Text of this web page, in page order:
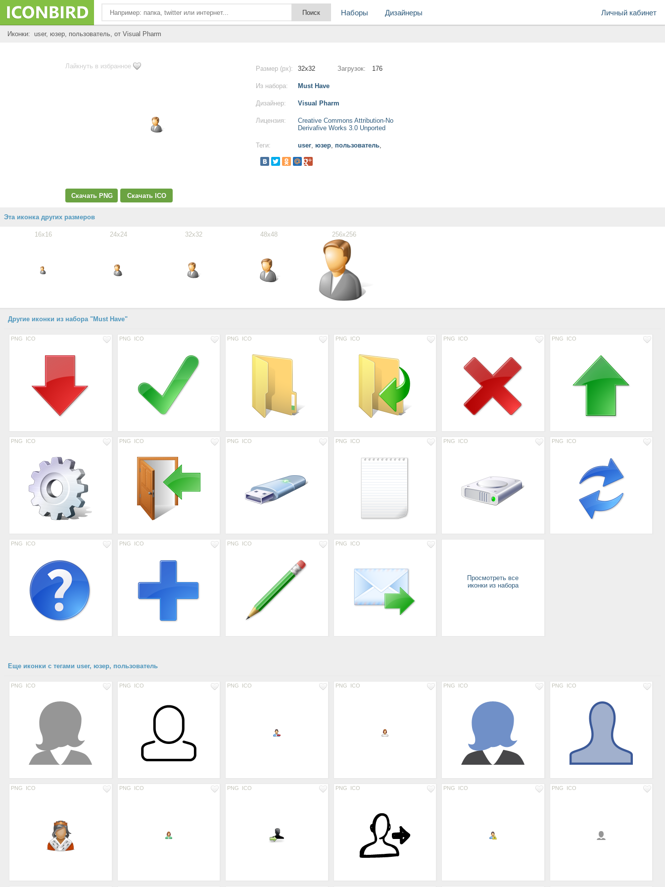
Личный кабинет
Наборы Дизайнеры
Иконки: user, юзер, пользователь, от Visual Pharm
Лайкнуть в избранное
Скачать PNG Скачать ICO
Размер (px): 32x32 Загрузок: 176
Из набора: Must Have
Дизайнер: Visual Pharm
Лицензия:
Creative Commons Attribution-No
Derivafive Works 3.0 Unported
Теги: user, юзер, пользователь,
Эта иконка других размеров
16x16 24x24 32x32 48x48 256x256
Другие иконки из набора "Must Have"
PNG ICO PNG ICO PNG ICO PNG ICO PNG ICO PNG ICO
PNG ICO PNG ICO PNG ICO PNG ICO PNG ICO PNG ICO
PNG ICO PNG ICO PNG ICO PNG ICO
Просмотреть все
иконки из набора
Еще иконки с тегами user, юзер, пользователь
PNG ICO PNG ICO PNG ICO PNG ICO PNG ICO PNG ICO
PNG ICO PNG ICO PNG ICO PNG ICO PNG ICO PNG ICO